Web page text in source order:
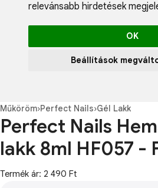
relevánsabb hirdetések
OK
Beállítások
Műköröm›Perfect Nails›Gél Lakk
Perfect Nails
lakk 8ml HF057 -
Termék ár: 2 490 Ft